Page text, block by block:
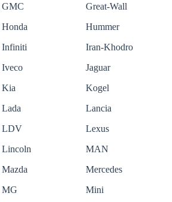
GMC
Great-Wall
Honda
Hummer
Infiniti
Iran-Khodro
Iveco
Jaguar
Kia
Kogel
Lada
Lancia
LDV
Lexus
Lincoln
MAN
Mazda
Mercedes
MG
Mini